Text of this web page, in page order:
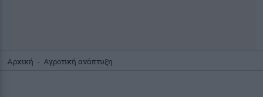
Αρχική - Αγροτική ανάπτυξη